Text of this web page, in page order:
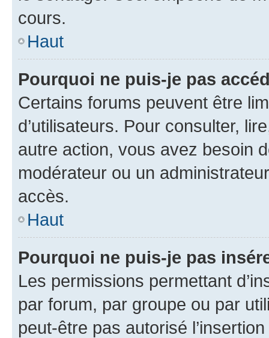
cours.
Haut
Pourquoi ne puis-je pas
Certains forums peuvent être
d’utilisateurs. Pour consulter,
autre action, vous avez besoin
modérateur ou un
accès.
Haut
Pourquoi ne puis-je pas
Les permissions permettant
par forum, par groupe ou par
peut-être pas autorisé